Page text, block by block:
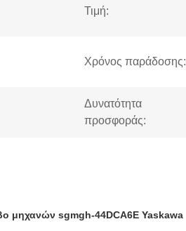
Τιμή:
Χρόνος παράδοσης:
Δυνατότητα
προσφοράς:
μηχανών sgmgh-44DCA6E Yaskawa